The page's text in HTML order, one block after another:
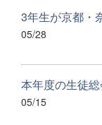
05/28
05/15